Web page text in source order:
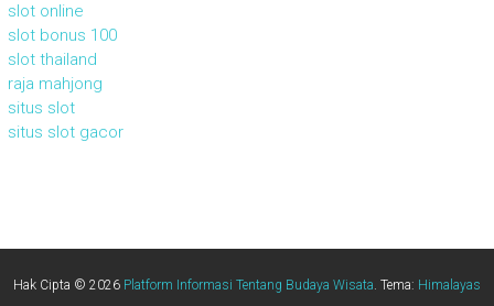
slot online
slot bonus 100
slot thailand
raja mahjong
situs slot
situs slot gacor
Hak Cipta © 2026 Platform Informasi Tentang Budaya Wisata. Tema: Himalayas